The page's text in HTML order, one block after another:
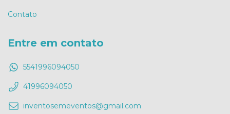
Contato
Entre em contato
5541996094050
41996094050
inventosemeventos@gmail.com